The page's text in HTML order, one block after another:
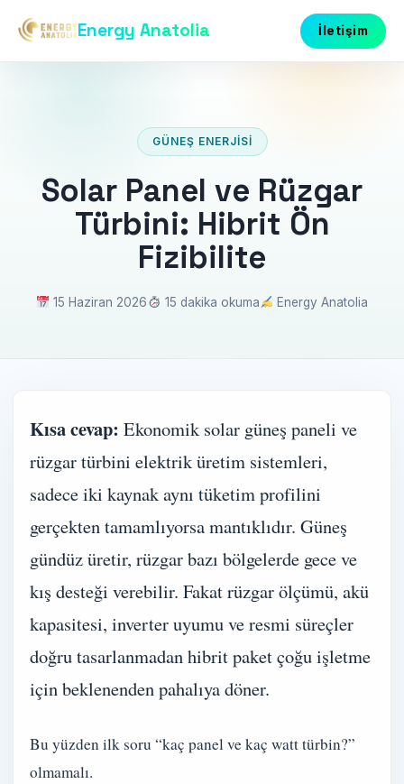
Energy Anatolia İletişim
GÜNEŞ ENERJISI
Solar Panel ve Rüzgar
Türbini: Hibrit Ön
Fizibilite
15 Haziran 2026 15 dakika okuma Energy Anatolia
Kısa cevap: Ekonomik solar güneş paneli ve
rüzgar türbini elektrik üretim sistemleri,
sadece iki kaynak aynı tüketim profilini
gerçekten tamamlıyorsa mantıklıdır. Güneş
gündüz üretir, rüzgar bazı bölgelerde gece ve
kış desteği verebilir. Fakat rüzgar ölçümü, akü
kapasitesi, inverter uyumu ve resmi süreçler
doğru tasarlanmadan hibrit paket çoğu işletme
için beklenenden pahalıya döner.
Bu yüzden ilk soru “kaç panel ve kaç watt türbin?”
olmamalı.